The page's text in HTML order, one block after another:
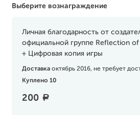
Выберите вознаграждение
Личная благодарность от
официальной группе Reflection of
+ Цифровая копия игры
Доставка октябрь 2016, не требует
Куплено 10
200 a